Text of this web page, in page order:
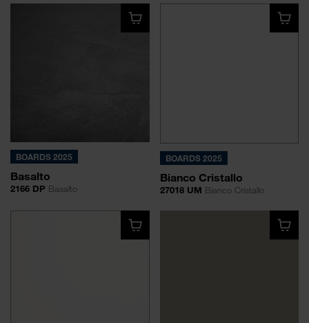
BOARDS 2025
Basalto
2166 DP Basalto
BOARDS 2025
Bianco Cristallo
27018 UM Bianco Cristallo